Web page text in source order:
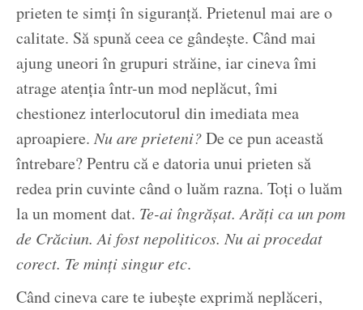
prieten te simți în siguranță. Prietenul mai are o
calitate. Să spună ceea ce gândește. Când mai
ajung uneori în grupuri străine, iar cineva îmi
atrage atenția într-un mod neplăcut, îmi
chestionez interlocutorul din imediata mea
aproapiere.Nu are prieteni?De ce pun această
întrebare? Pentru că e datoria unui prieten să
redea prin cuvinte când o luăm razna. Toți o luăm
la un moment dat. Te-ai îngrășat. Arăți ca un pom
de Crăciun. Ai fost nepoliticos. Nu ai procedat
corect. Te minți singur etc.
Când cineva care te iubește exprimă neplăceri,